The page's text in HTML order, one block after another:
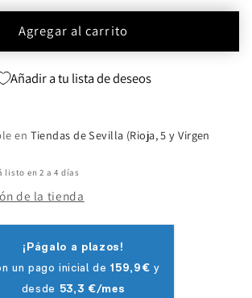
Agregar al carrito
Añadir a tu lista de deseos
en Tiendas de Sevilla (Rioja, 5 y Virgen
listo en 2 a 4 días
de la tienda